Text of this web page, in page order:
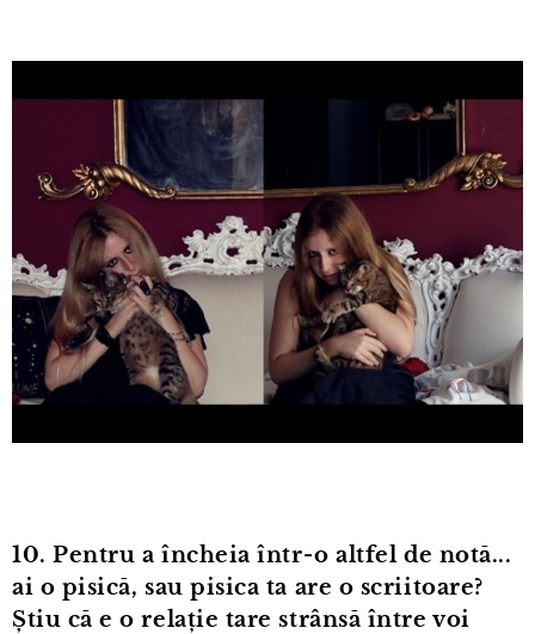
10. Pentru a încheia într⁠-⁠o altfel de notă...
ai o pisică, sau pisica ta are o scriitoare?
Știu că e o relație tare strânsă între voi